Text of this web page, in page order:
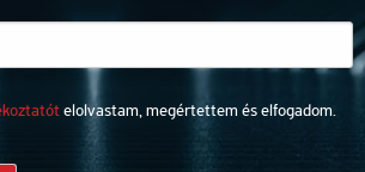
elolvastam, megértettem és elfogadom.